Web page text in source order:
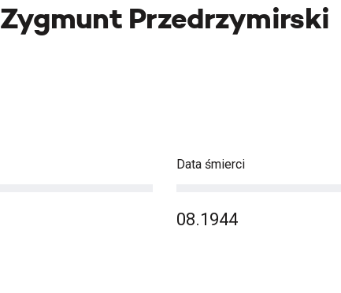
Zygmunt Przedrzymirski
Data śmierci
08.1944